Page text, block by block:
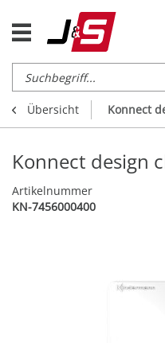
Übersicht Konnect
Konnect design
Artikelnummer
KN-7456000400